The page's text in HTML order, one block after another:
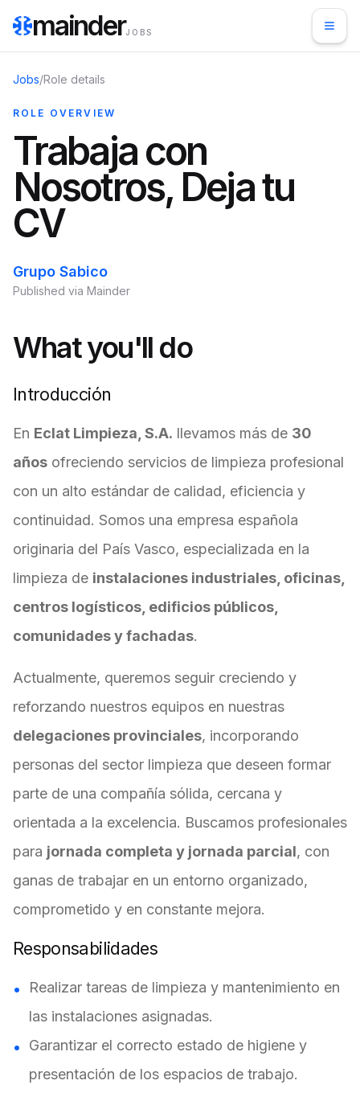
mainderJOBS
Jobs/Role details
ROLE OVERVIEW
Trabaja con
Nosotros, Deja tu
CV
Grupo Sabico
Published via Mainder
What you'll do
Introducción
En Eclat Limpieza, S.A. llevamos más de 30
años ofreciendo servicios de limpieza profesional
con un alto estándar de calidad, eficiencia y
continuidad. Somos una empresa española
originaria del País Vasco, especializada en la
limpieza de instalaciones industriales, oficinas,
centros logísticos, edificios públicos,
comunidades y fachadas.
Actualmente, queremos seguir creciendo y
reforzando nuestros equipos en nuestras
delegaciones provinciales, incorporando
personas del sector limpieza que deseen formar
parte de una compañía sólida, cercana y
orientada a la excelencia. Buscamos profesionales
para jornada completa y jornada parcial, con
ganas de trabajar en un entorno organizado,
comprometido y en constante mejora.
Responsabilidades
Realizar tareas de limpieza y mantenimiento en
las instalaciones asignadas.
Garantizar el correcto estado de higiene y
presentación de los espacios de trabajo.